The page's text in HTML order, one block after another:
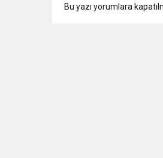
Bu yazı yorumlara